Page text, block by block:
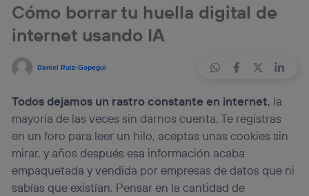
Cómo borrar tu huella digital de
internet usando IA
Daniel Ruiz-Gopegui
Todos dejamos un rastro constante en internet, la
mayoría de las veces sin darnos cuenta. Te registras
en un foro para leer un hilo, aceptas unas cookies sin
mirar, y años después esa información acaba
empaquetada y vendida por empresas de datos que ni
sabías que existían. Pensar en la cantidad de